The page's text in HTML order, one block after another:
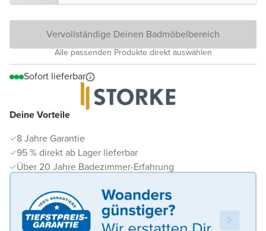
Deine Vorteile
8 Jahre Garantie
95 % direkt ab Lager lieferbar
Über 20 Jahre Badezimmer-Erfahrung
Vervollständige Deinen Badmöbelbereich
Alle passenden Produkte direkt auswählen
Sofort lieferbar